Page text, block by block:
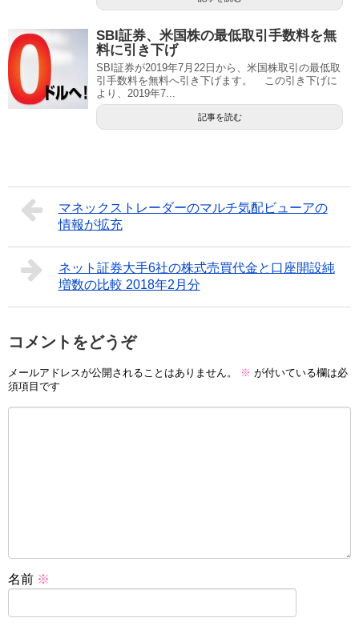
SBI証券、米国株の最低取引手数料を無
料に引き下げ
SBI証券が2019年7月22日から、米国株取引の最低取
引手数料を無料へ引き下げます。 この引き下げに
より、2019年7...
記事を読む
マネックストレーダーのマルチ気配ビューアの
情報が拡充
ネット証券大手6社の株式売買代金と口座開設純
増数の比較 2018年2月分
コメントをどうぞ
メールアドレスが公開されることはありません。 ※ が付いている欄は必
須項目です
名前 ※